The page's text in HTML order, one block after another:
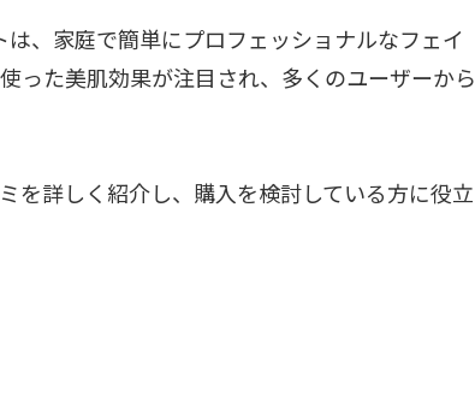
、家庭で簡単にプロフェッショナルなフェイ
った美肌効果が注目され、多くのユーザーから
を詳しく紹介し、購入を検討している方に役立